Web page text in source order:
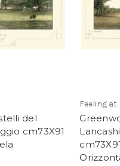
del
cm73X91
Feeling at